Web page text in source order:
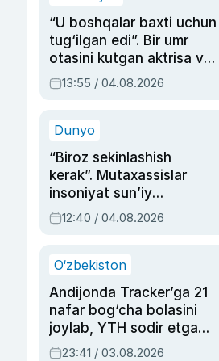
“U boshqalar baxti uchun
tug‘ilgan edi”. Bir umr
otasini kutgan aktrisa va
dublyaj ustasi Rimma
Ahmedovaning
13:55 / 04.08.2026
Dunyo
“Biroz sekinlashish
kerak”. Mutaxassislar
insoniyat sun’iy
intellektni boshqara
olmay qolishidan xavotir
12:40 / 04.08.2026
O‘zbekiston
Andijonda Tracker’ga 21
nafar bog‘cha bolasini
joylab, YTH sodir etgan
ayolga sud hukmi o‘qildi
23:41 / 03.08.2026